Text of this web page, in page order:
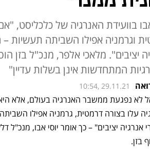
אבו בוועידת האנרגיה של כלכליסט,
וגרמניה אפילו השביתה תעשיות
יציבים". מלאכי אלפר, מנכ"ל בזן
המתחדשות אינן בשלות עדיין"
10:54, 29.11.21
בזן.